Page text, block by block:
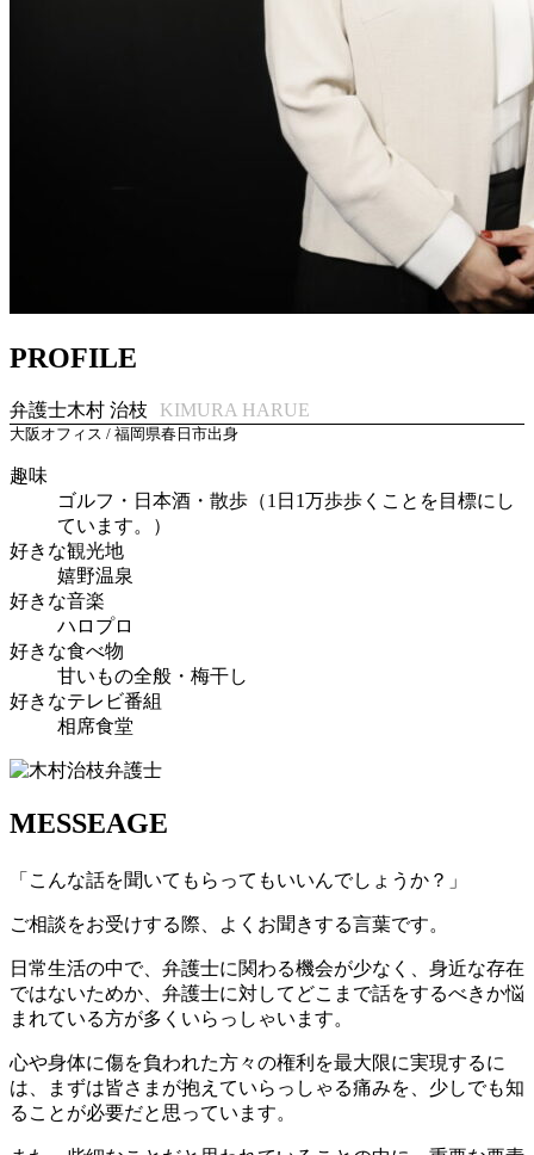
PROFILE
弁護士木村 治枝 KIMURA HARUE
大阪オフィス / 福岡県春日市出身
趣味
ゴルフ・日本酒・散歩（1日1万歩歩くことを目標にし
ています。）
好きな観光地
嬉野温泉
好きな音楽
ハロプロ
好きな食べ物
甘いもの全般・梅干し
好きなテレビ番組
相席食堂
MESSEAGE
「こんな話を聞いてもらってもいいんでしょうか？」
ご相談をお受けする際、よくお聞きする言葉です。
日常生活の中で、弁護士に関わる機会が少なく、身近な存在
ではないためか、弁護士に対してどこまで話をするべきか悩
まれている方が多くいらっしゃいます。
心や身体に傷を負われた方々の権利を最大限に実現するに
は、まずは皆さまが抱えていらっしゃる痛みを、少しでも知
ることが必要だと思っています。